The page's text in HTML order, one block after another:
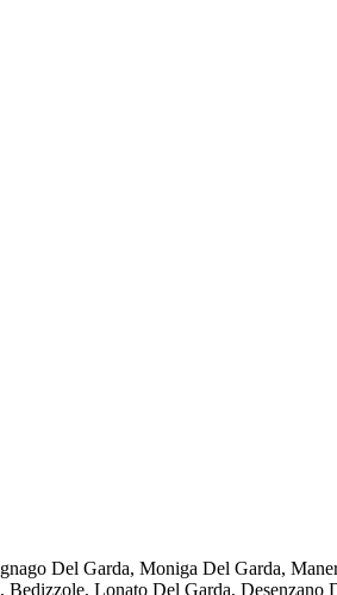
Del Garda, Moniga Del Garda,
Lonato Del Garda,